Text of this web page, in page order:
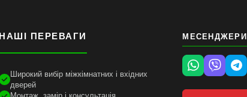
НАШІ ПЕРЕВАГИ
Широкий вибір міжкімнатних і вхідних
дверей
МЕСЕНДЖЕРИ